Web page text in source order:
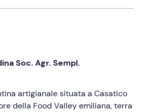
Soc. Agr. Sempl.
della Food Valley emiliana, terra